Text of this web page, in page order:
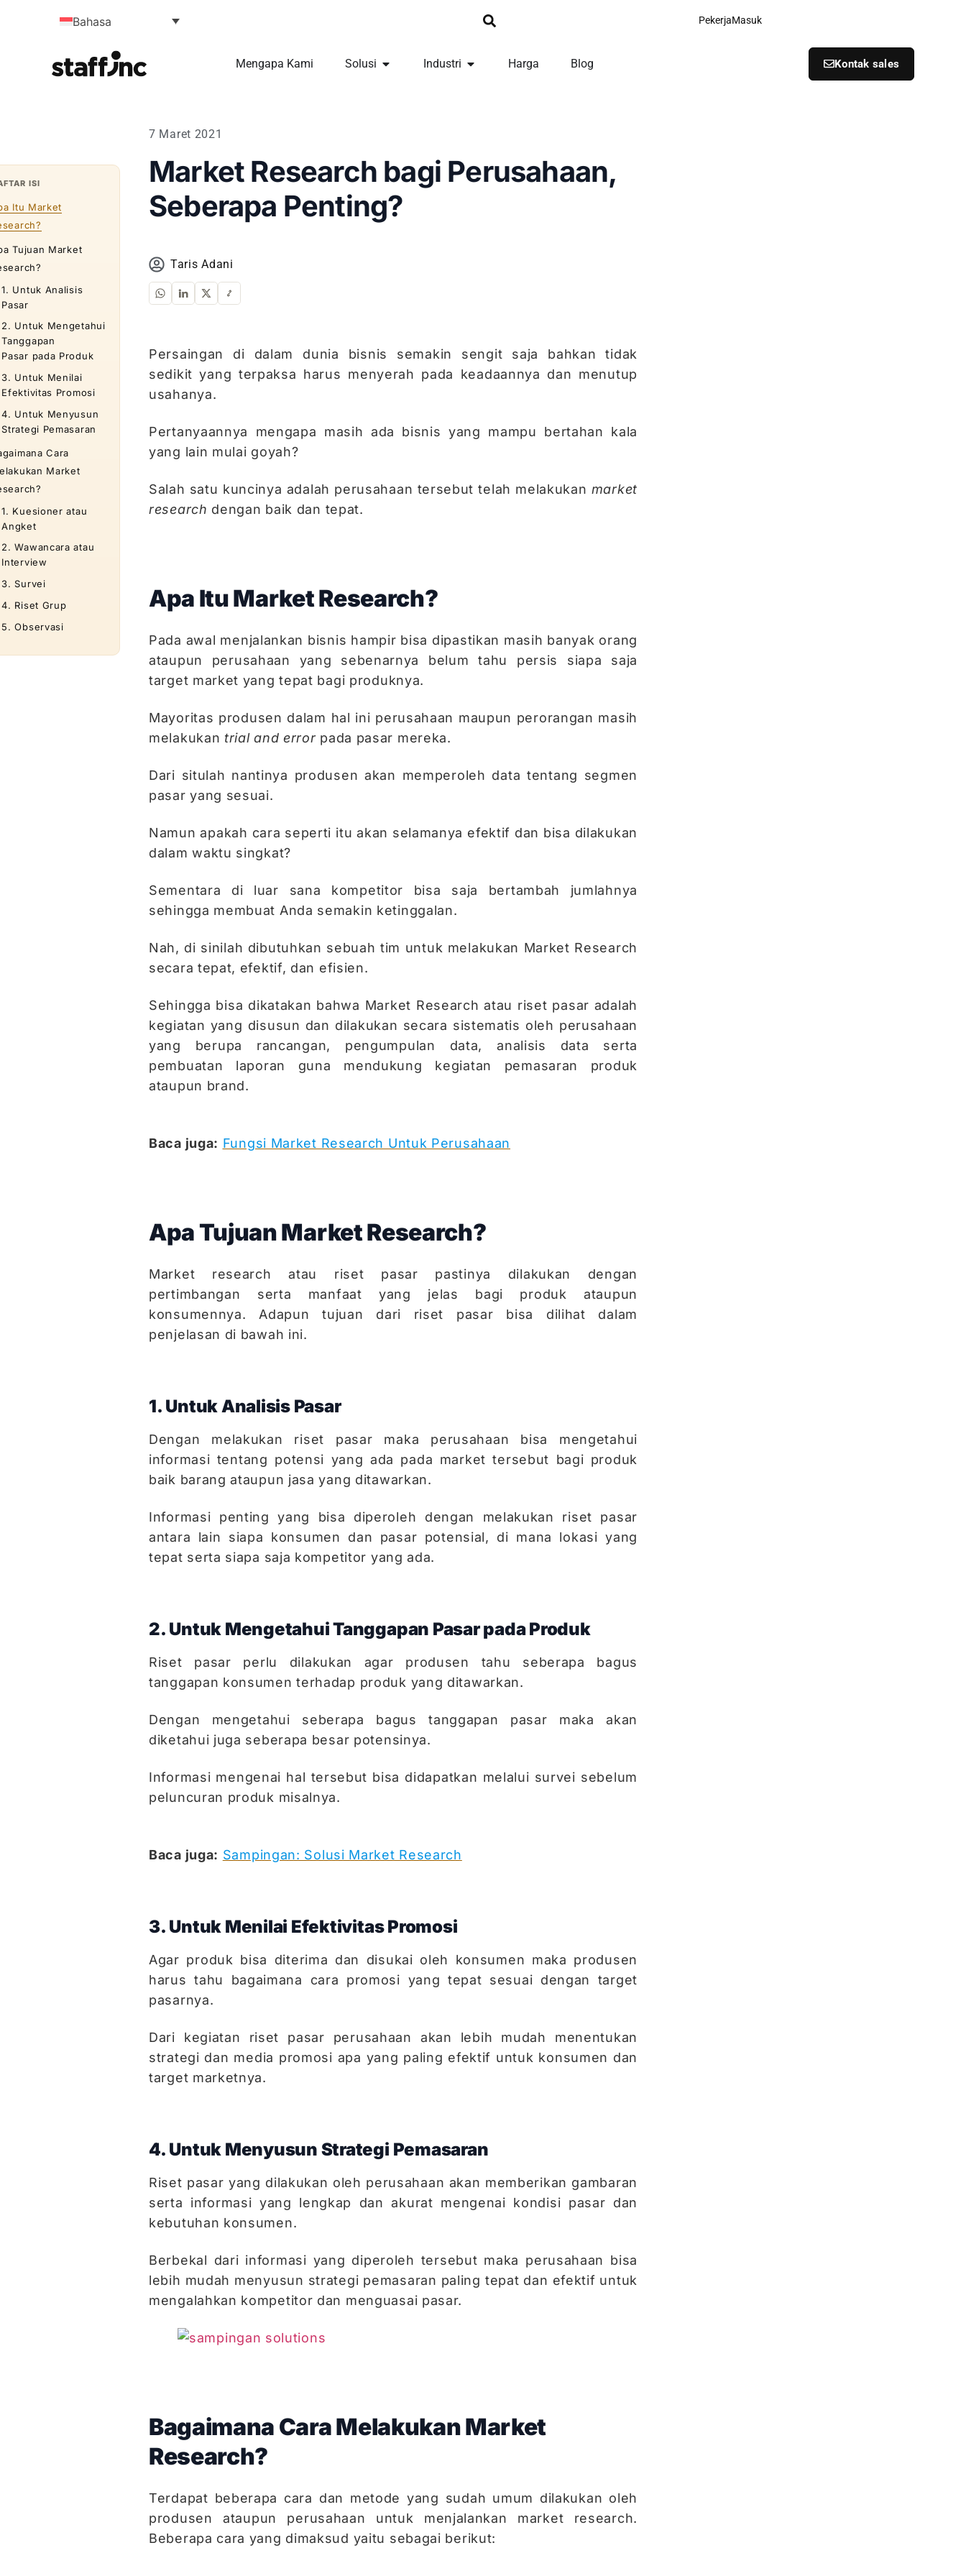
Bahasa PekerjaMasuk
Mengapa Kami Solusi Industri Harga Blog Kontak sales
7 Maret 2021
Market Research bagi Perusahaan,
Seberapa Penting?
Taris Adani
ISI
Itu Market
Tujuan Market
1. Untuk Analisis
Pasar
2. Untuk Mengetahui
Tanggapan
Pasar pada Produk
3. Untuk Menilai
Efektivitas Promosi
4. Untuk Menyusun
Strategi Pemasaran
Cara
Market
1. Kuesioner atau
Angket
2. Wawancara atau
Interview
3. Survei
4. Riset Grup
5. Observasi
Persaingan di dalam dunia bisnis semakin sengit saja bahkan tidak
sedikit yang terpaksa harus menyerah pada keadaannya dan menutup
usahanya.
Pertanyaannya mengapa masih ada bisnis yang mampu bertahan kala
yang lain mulai goyah?
Salah satu kuncinya adalah perusahaan tersebut telah melakukan market
research dengan baik dan tepat.
Apa Itu Market Research?
Pada awal menjalankan bisnis hampir bisa dipastikan masih banyak orang
ataupun perusahaan yang sebenarnya belum tahu persis siapa saja
target market yang tepat bagi produknya.
Mayoritas produsen dalam hal ini perusahaan maupun perorangan masih
melakukan trial and errorpada pasar mereka.
Dari situlah nantinya produsen akan memperoleh data tentang segmen
pasar yang sesuai.
Namun apakah cara seperti itu akan selamanya efektif dan bisa dilakukan
dalam waktu singkat?
Sementara di luar sana kompetitor bisa saja bertambah jumlahnya
sehingga membuat Anda semakin ketinggalan.
Nah, di sinilah dibutuhkan sebuah tim untuk melakukan Market Research
secara tepat, efektif, dan efisien.
Sehingga bisa dikatakan bahwa Market Research atau riset pasar adalah
kegiatan yang disusun dan dilakukan secara sistematis oleh perusahaan
yang berupa rancangan, pengumpulan data, analisis data serta
pembuatan laporan guna mendukung kegiatan pemasaran produk
ataupun brand.
Baca juga: Fungsi Market Research Untuk Perusahaan
Apa Tujuan Market Research?
Market research atau riset pasar pastinya dilakukan dengan
pertimbangan serta manfaat yang jelas bagi produk ataupun
konsumennya. Adapun tujuan dari riset pasar bisa dilihat dalam
penjelasan di bawah ini.
1. Untuk Analisis Pasar
Dengan melakukan riset pasar maka perusahaan bisa mengetahui
informasi tentang potensi yang ada pada market tersebut bagi produk
baik barang ataupun jasa yang ditawarkan.
Informasi penting yang bisa diperoleh dengan melakukan riset pasar
antara lain siapa konsumen dan pasar potensial, di mana lokasi yang
tepat serta siapa saja kompetitor yang ada.
2. Untuk Mengetahui Tanggapan Pasar pada Produk
Riset pasar perlu dilakukan agar produsen tahu seberapa bagus
tanggapan konsumen terhadap produk yang ditawarkan.
Dengan mengetahui seberapa bagus tanggapan pasar maka akan
diketahui juga seberapa besar potensinya.
Informasi mengenai hal tersebut bisa didapatkan melalui survei sebelum
peluncuran produk misalnya.
Baca juga: Sampingan: Solusi Market Research
3. Untuk Menilai Efektivitas Promosi
Agar produk bisa diterima dan disukai oleh konsumen maka produsen
harus tahu bagaimana cara promosi yang tepat sesuai dengan target
pasarnya.
Dari kegiatan riset pasar perusahaan akan lebih mudah menentukan
strategi dan media promosi apa yang paling efektif untuk konsumen dan
target marketnya.
4. Untuk Menyusun Strategi Pemasaran
Riset pasar yang dilakukan oleh perusahaan akan memberikan gambaran
serta informasi yang lengkap dan akurat mengenai kondisi pasar dan
kebutuhan konsumen.
Berbekal dari informasi yang diperoleh tersebut maka perusahaan bisa
lebih mudah menyusun strategi pemasaran paling tepat dan efektif untuk
mengalahkan kompetitor dan menguasai pasar.
Bagaimana Cara Melakukan Market
Research?
Terdapat beberapa cara dan metode yang sudah umum dilakukan oleh
produsen ataupun perusahaan untuk menjalankan market research.
Beberapa cara yang dimaksud yaitu sebagai berikut: